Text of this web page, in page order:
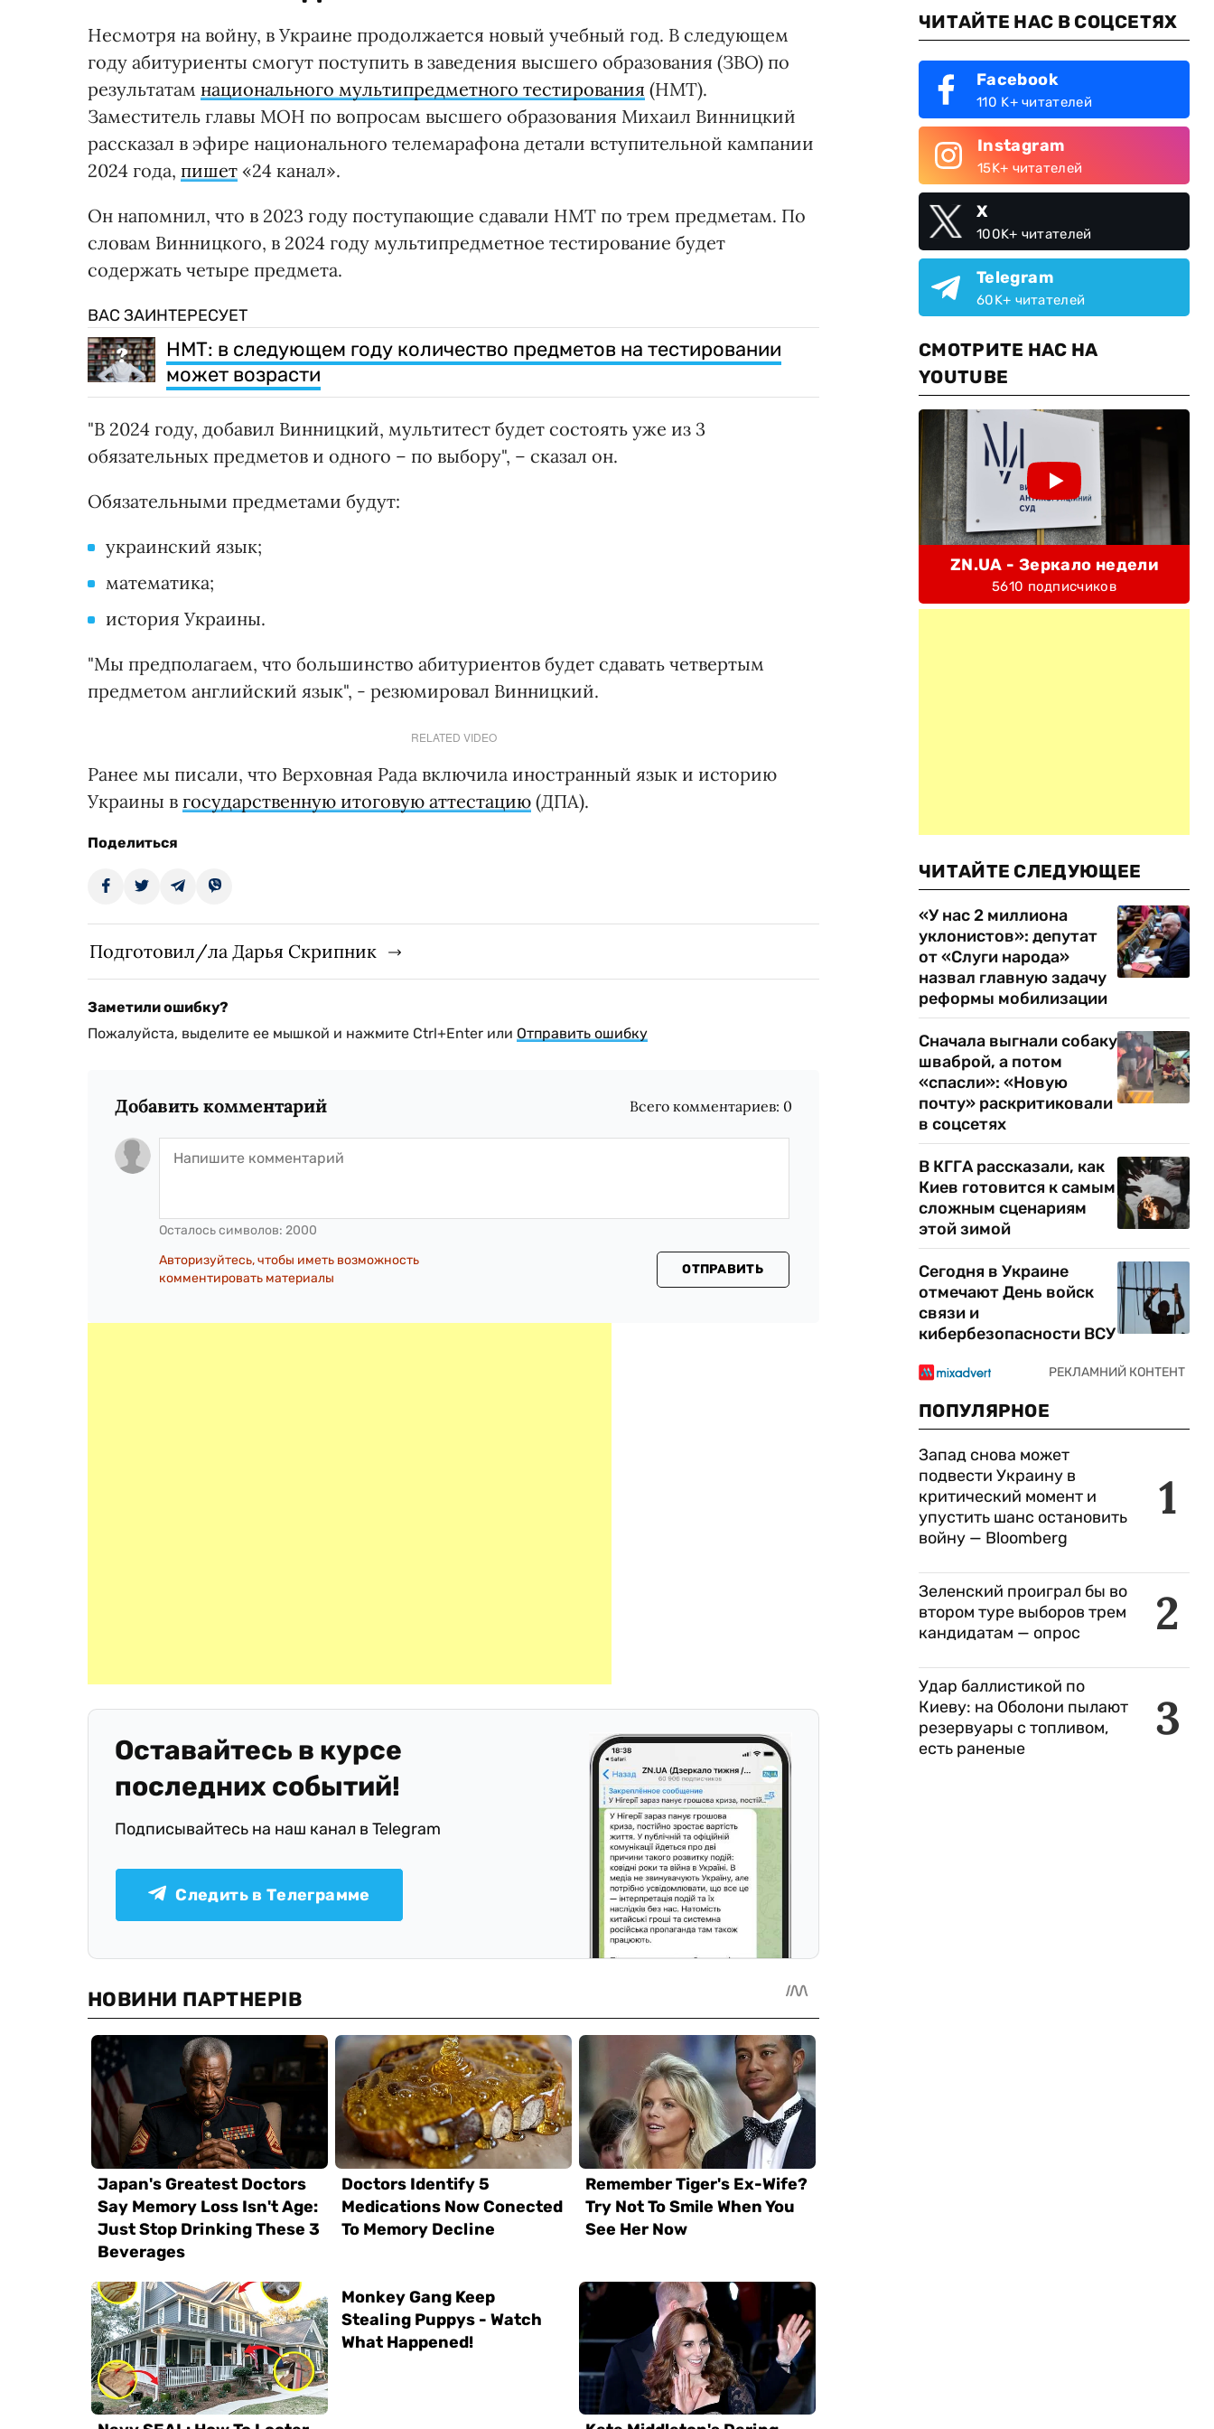
Несмотря на войну, в Украине продолжается новый учебный год. В следующем
году абитуриенты смогут поступить в заведения высшего образования (ЗВО) по
результатам национального мультипредметного тестирования (НМТ).
Заместитель главы МОН по вопросам высшего образования Михаил Винницкий
рассказал в эфире национального телемарафона детали вступительной кампании
2024 года, пишет «24 канал».
Он напомнил, что в 2023 году поступающие сдавали НМТ по трем предметам. По
словам Винницкого, в 2024 году мультипредметное тестирование будет
содержать четыре предмета.
ВАС ЗАИНТЕРЕСУЕТ
НМТ: в следующем году количество предметов на тестировании
может возрасти
"В 2024 году, добавил Винницкий, мультитест будет состоять уже из 3
обязательных предметов и одного – по выбору", – сказал он.
Обязательными предметами будут:
украинский язык;
математика;
история Украины.
"Мы предполагаем, что большинство абитуриентов будет сдавать четвертым
предметом английский язык", - резюмировал Винницкий.
RELATED VIDEO
Ранее мы писали, что Верховная Рада включила иностранный язык и историю
Украины в государственную итоговую аттестацию (ДПА).
Поделиться
Подготовил/ла Дарья Скрипник
Заметили ошибку?
Пожалуйста, выделите ее мышкой и нажмите Ctrl+Enter или Отправить ошибку
Добавить комментарий Всего комментариев: 0
Осталось символов: 2000
Авторизуйтесь, чтобы иметь возможность
комментировать материалы
ОТПРАВИТЬ
Оставайтесь в курсе
последних событий!
Подписывайтесь на наш канал в Telegram
Следить в Телеграмме
ЧИТАЙТЕ НАС В СОЦСЕТЯХ
Facebook
110 K+ читателей
Instagram
15K+ читателей
X
100K+ читателей
Telegram
60K+ читателей
СМОТРИТЕ НАС НА
YOUTUBE
ZN.UA - Зеркало недели
5610 подписчиков
ЧИТАЙТЕ СЛЕДУЮЩЕЕ
«У нас 2 миллиона
уклонистов»: депутат
от «Слуги народа»
назвал главную задачу
реформы мобилизации
Сначала выгнали собаку
шваброй, а потом
«спасли»: «Новую
почту» раскритиковали
в соцсетях
В КГГА рассказали, как
Киев готовится к самым
сложным сценариям
этой зимой
Сегодня в Украине
отмечают День войск
связи и
кибербезопасности ВСУ
ПОПУЛЯРНОЕ
1
Запад снова может
подвести Украину в
критический момент и
упустить шанс остановить
войну — Bloomberg
2
Зеленский проиграл бы во
втором туре выборов трем
кандидатам — опрос
3
Удар баллистикой по
Киеву: на Оболони пылают
резервуары с топливом,
есть раненые